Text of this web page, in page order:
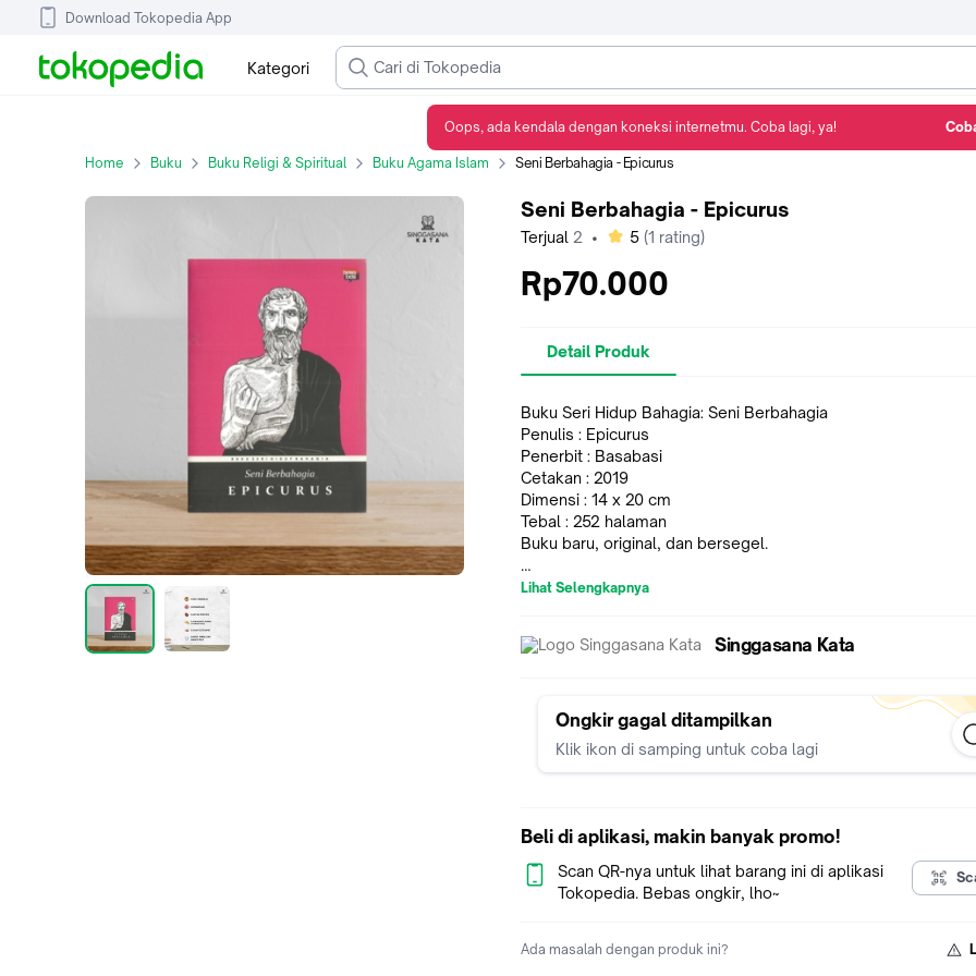
Download Tokopedia App
Kategori
Home Buku Buku Religi & Spiritual Buku Agama Islam Seni Berbahagia - Epicurus
Seni Berbahagia - Epicurus
Terjual 2 • bintang
5 (1 rating)
Rp70.000
Detail Produk
Buku Seri Hidup Bahagia: Seni Berbahagia
Penulis : Epicurus
Penerbit : Basabasi
Cetakan : 2019
Dimensi : 14 x 20 cm
Tebal : 252 halaman
Buku baru, original, dan bersegel.
Harga : Rp. 70.000
Di Athena, pada Abad Ketiga Sebelum Masehi, kesadaran
dipenuhi pertanyaan-pertanyaan: Bagaimana cara kerja alam
semesta? Apa yang nyata? Bagaimana bisa manusia ada di
kosmos? Kehidupan yang baik itu apa? Apa itu kehidupan
berbahagia? Apakah kedua hal itu – “baik” dan “bahagia” –
.
Di meja Taman Epikuros, kaum wanita dan pria mendengarkan
Master dengan saksama. Mereka semua sepakat bahwa
Dia menyambut pertanyaan para muridnya, sabar dengan
Lihat Selengkapnya
Singgasana Kata
Ongkir gagal ditampilkan
Klik ikon di samping untuk coba lagi
Beli di aplikasi, makin banyak promo!
Scan QR-nya untuk lihat barang ini di aplikasi
Tokopedia. Bebas ongkir, lho~
Ada masalah dengan produk ini?
Oops, ada kendala dengan koneksi internetmu. Coba lagi, ya!